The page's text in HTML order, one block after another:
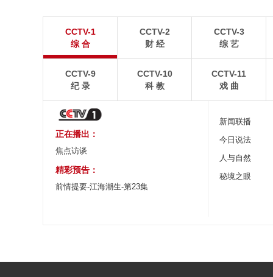
二号悬崖电梯“扶摇梯”近日正式投运，将山乡学子单
程3个多小时的求学路缩减至30分钟。
瓦屋山雄浑平顶与峨
CCTV-1
综 合
CCTV-2
财 经
CCTV-3
综 艺
CCTV-9
纪 录
CCTV-10
科 教
CCTV-11
戏 曲
正在播出：
焦点访谈
精彩预告：
前情提要-江海潮生-第23集
新闻联播
今日说法
人与自然
秘境之眼